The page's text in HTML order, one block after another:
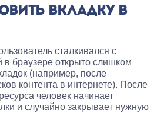
ВКЛАДКУ В
сталкивался с
в браузере открыто слишком
(например, после
контента в интернете). После
человек начинает
и случайно закрывает нужную